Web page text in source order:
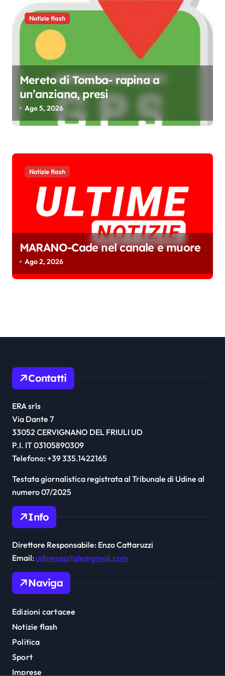
i
Notizie flash
Mereto di Tomba- rapina a
un’anziana, presi
Ago 5, 2026
Notizie flash
MARANO-Cade nel canale e muore
Ago 2, 2026
Contatti
ERA srls
Via Dante 7
33052 CERVIGNANO DEL FRIULI UD
P.I. IT 03105890309
Telefono: +39 335.1422165
Testata giornalistica registrata al Tribunale di Udine al
numero 07/2025
Info
Direttore Responsabile: Enzo Cattaruzzi
Email:udinecapitale@gmail.com
Naviga
Edizioni cartacee
Notizie flash
Politica
Sport
Imprese